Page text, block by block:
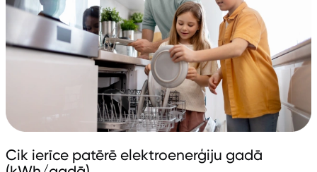
Cik ierīce patērē elektroenerģiju gadā